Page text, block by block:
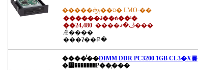
�����ʤγ��ס� LMO-��
������ʡ��ǹ��ˡ�
��24,480
����ڤ�ޤ���
Ǽ����
���ʡ��Բ�
����̾��DIMM DDR PC3200 1GB CL3�Х륯
�᡼�������Ρ��֥���